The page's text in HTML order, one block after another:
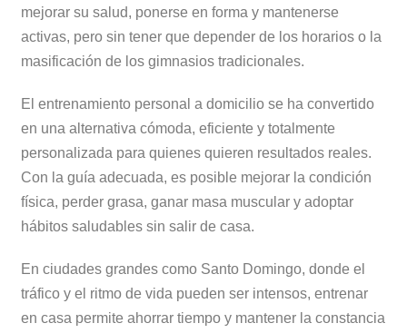
mejorar su salud, ponerse en forma y mantenerse
activas, pero sin tener que depender de los horarios o la
masificación de los gimnasios tradicionales.
El entrenamiento personal a domicilio se ha convertido
en una alternativa cómoda, eficiente y totalmente
personalizada para quienes quieren resultados reales.
Con la guía adecuada, es posible mejorar la condición
física, perder grasa, ganar masa muscular y adoptar
hábitos saludables sin salir de casa.
En ciudades grandes como Santo Domingo, donde el
tráfico y el ritmo de vida pueden ser intensos, entrenar
en casa permite ahorrar tiempo y mantener la constancia